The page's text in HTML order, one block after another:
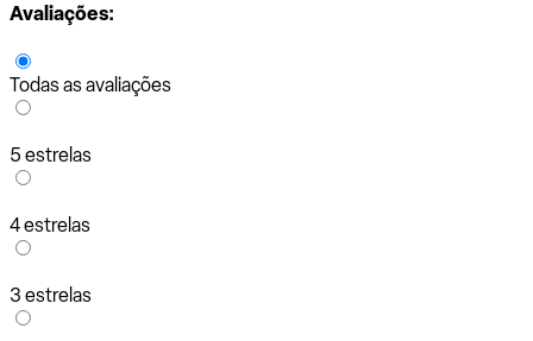
Avaliações:
Todas as avaliações
5 estrelas
4 estrelas
3 estrelas